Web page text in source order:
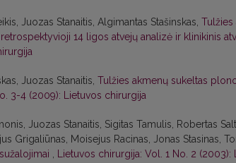
Juozas Stanaitis, Algimantas Stašinskas, Tulžies
14 ligos atvejų analizė ir klinikinis
Juozas Stanaitis, Tulžies akmenų sukeltas
3-4 (2009): Lietuvos chirurgija
Juozas Stanaitis, Sigitas Tamulis, Robertas
Grigaliūnas, Moisejus Racinas, Jonas Stasinas,
, Lietuvos chirurgija: Vol. 1 No. 2